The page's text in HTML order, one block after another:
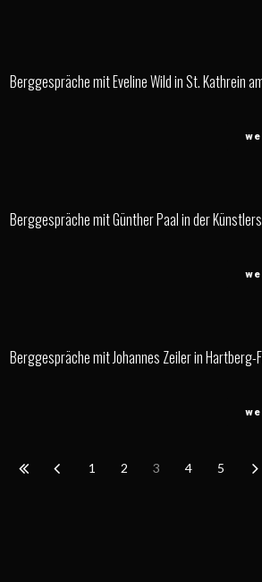
Berggespräche mit Eveline Wild in St. Kathrein
Berggespräche mit Günther Paal in der
Berggespräche mit Johannes Zeiler in Hartberg-
1 2 3 4 5